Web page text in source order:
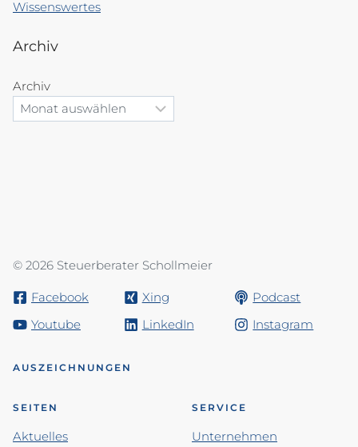
Wissenswertes
Archiv
Archiv
© 2026 Steuerberater Schollmeier
Facebook Xing
Podcast
Youtube
LinkedIn Instagram
AUSZEICHNUNGEN
SEITEN
Aktuelles
SERVICE
Unternehmen